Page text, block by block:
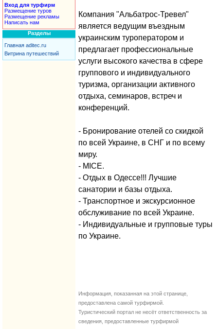
Вход для турфирм
Размещение туров
Размещение рекламы
Написать нам
Разделы
Главная aditec.ru
Витрина путешествий
Компания "Альбатрос-Тревел"
является ведущим въездным
украинским туроператором и
предлагает профессиональные
услуги высокого качества в сфере
группового и индивидуального
туризма, организации активного
отдыха, семинаров, встреч и
конференций.
- Бронирование отелей со скидкой
по всей Украине, в СНГ и по всему
миру.
- MICE.
- Отдых в Одессе!!! Лучшие
санатории и базы отдыха.
- Транспортное и экскурсионное
обслуживание по всей Украине.
- Индивидуальные и групповые туры
по Украине.
Информация, показанная на этой странице,
предоставлена самой турфирмой.
Туристический портал не несёт ответственность за
сведения, предоставленные турфирмой